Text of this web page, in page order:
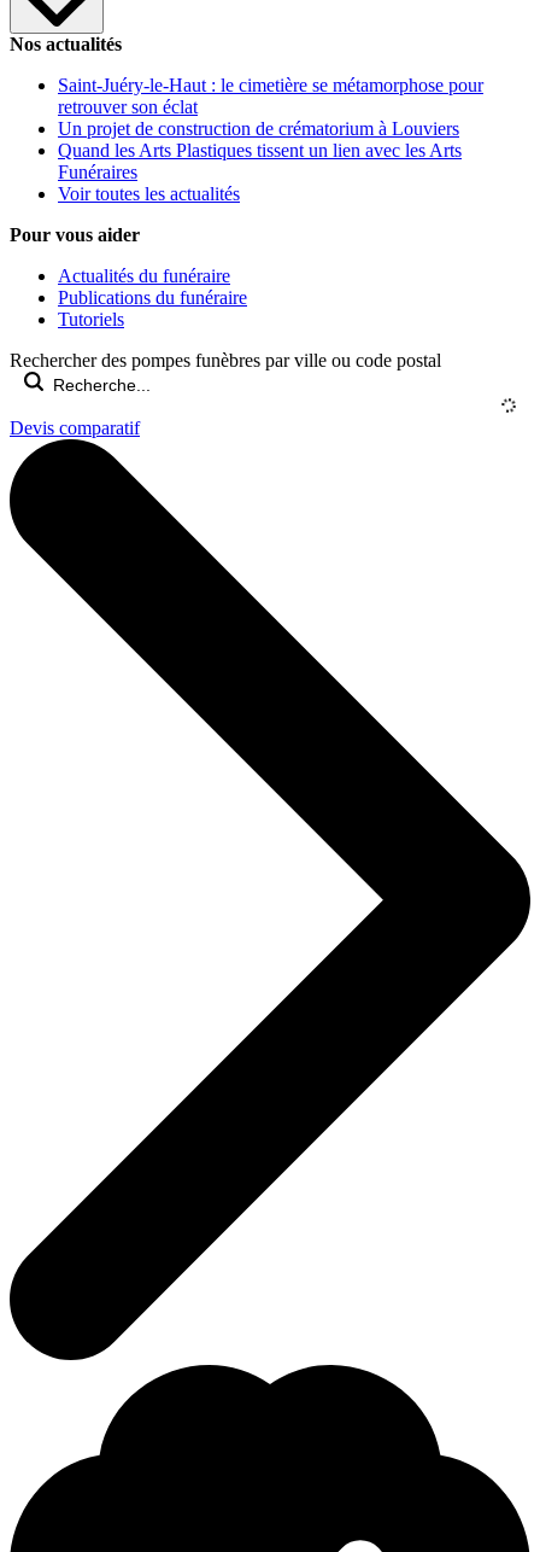
Nos actualités
Saint-Juéry-le-Haut : le cimetière se métamorphose pour
retrouver son éclat
Un projet de construction de crématorium à Louviers
Quand les Arts Plastiques tissent un lien avec les Arts
Funéraires
Voir toutes les actualités
Pour vous aider
Actualités du funéraire
Publications du funéraire
Tutoriels
Rechercher des pompes funèbres par ville ou code postal
Devis comparatif